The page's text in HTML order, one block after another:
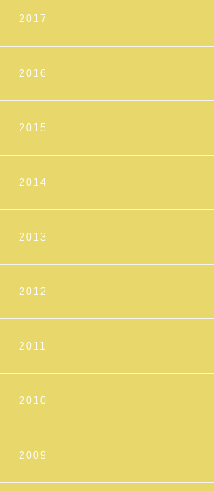
2017
2016
2015
2014
2013
2012
2011
2010
2009